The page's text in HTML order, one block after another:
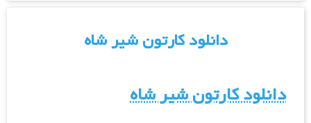
دانلود کارتون شیر شاه
دانلود کارتون شیر شاه